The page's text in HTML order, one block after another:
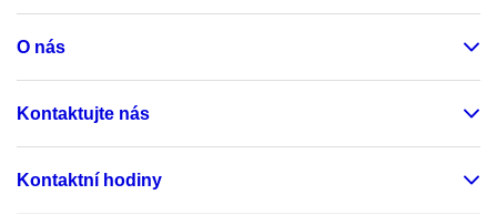
O nás
Kontaktujte nás
Kontaktní hodiny